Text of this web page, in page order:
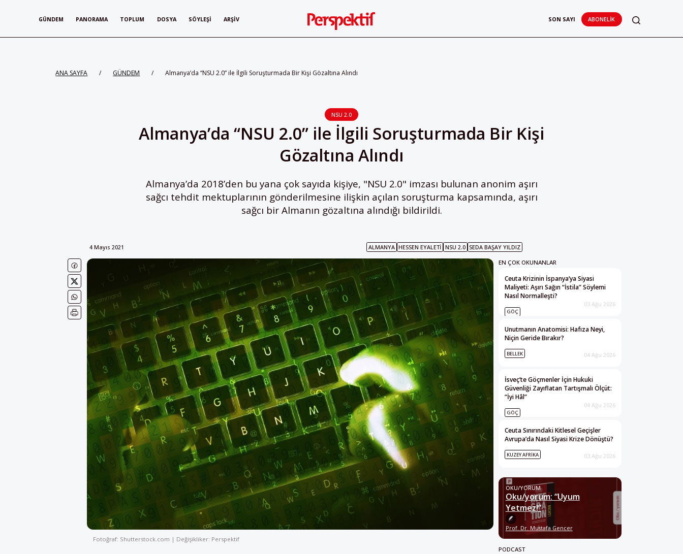
GÜNDEM PANORAMA TOPLUM DOSYA SÖYLEŞI ARŞIV SON SAYI ABONELIK
ANA SAYFA / GÜNDEM / Almanya’da “NSU 2.0” ile İlgili Soruşturmada Bir Kişi Gözaltına Alındı
NSU 2.0
Almanya’da “NSU 2.0” ile İlgili Soruşturmada Bir Kişi
Gözaltına Alındı
Almanya’da 2018’den bu yana çok sayıda kişiye, "NSU 2.0" imzası bulunan anonim aşırı
sağcı tehdit mektuplarının gönderilmesine ilişkin açılan soruşturma kapsamında, aşırı
sağcı bir Almanın gözaltına alındığı bildirildi.
4 Mayıs 2021 ALMANYA HESSEN EYALETI NSU 2.0 SEDA BAŞAY YILDIZ
Fotoğraf: Shutterstock.com | Değişikliker: Perspektif
EN ÇOK OKUNANLAR
Ceuta Krizinin İspanya’ya Siyasi
Maliyeti: Aşırı Sağın “İstila” Söylemi
Nasıl Normalleşti?
GÖÇ
03 Ağu 2026
Unutmanın Anatomisi: Hafıza Neyi,
Niçin Geride Bırakır?
BELLEK 04 Ağu 2026
İsveç’te Göçmenler İçin Hukuki
Güvenliği Zayıflatan Tartışmalı Ölçüt:
“İyi Hâl”
GÖÇ
04 Ağu 2026
Ceuta Sınırındaki Kitlesel Geçişler
Avrupa’da Nasıl Siyasi Krize Dönüştü?
KUZEY AFRIKA 03 Ağu 2026
OKU/YORUM
Oku/yorum: “Uyum
Yetmez!”
Prof. Dr. Mustafa Gencer
PODCAST